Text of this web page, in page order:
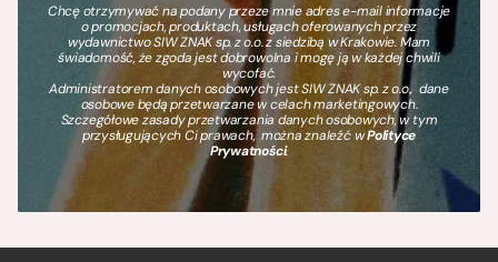
Chcę otrzymywać na podany przeze mnie adres e-mail informacje
o promocjach, produktach, usługach oferowanych przez
wydawnictwo SIW ZNAK sp. z o.o. z siedzibą w Krakowie. Mam
świadomość, że zgoda jest dobrowolna i mogę ją w każdej chwili
wycofać.
Administratorem danych osobowych jest SIW ZNAK sp. z o.o., dane
osobowe będą przetwarzane w celach marketingowych.
Szczegółowe zasady przetwarzania danych osobowych, w tym
przysługujących Ci prawach, można znaleźć wPolityce
Prywatności.